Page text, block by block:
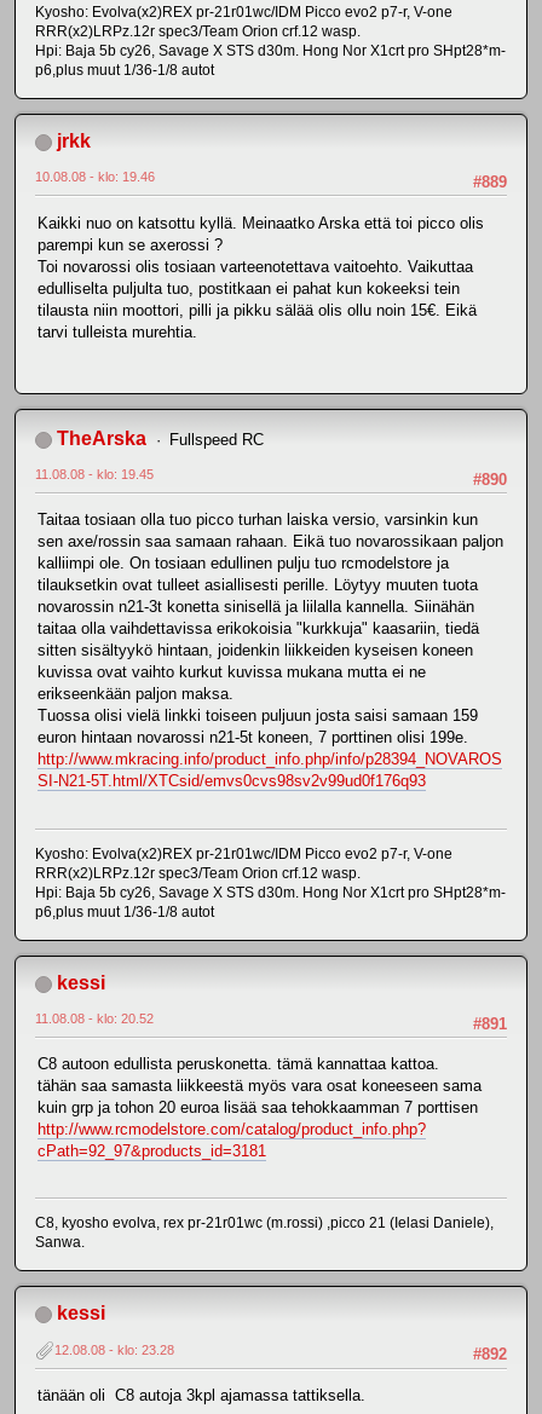
Kyosho: Evolva(x2)REX pr-21r01wc/IDM Picco evo2 p7-r, V-one
RRR(x2)LRPz.12r spec3/Team Orion crf.12 wasp.
Hpi: Baja 5b cy26, Savage X STS d30m. Hong Nor X1crt pro SHpt28*m-
p6,plus muut 1/36-1/8 autot
jrkk
#889
10.08.08 - klo: 19.46
Kaikki nuo on katsottu kyllä. Meinaatko Arska että toi picco olis
parempi kun se axerossi ?
Toi novarossi olis tosiaan varteenotettava vaitoehto. Vaikuttaa
edulliselta puljulta tuo, postitkaan ei pahat kun kokeeksi tein
tilausta niin moottori, pilli ja pikku sälää olis ollu noin 15€. Eikä
tarvi tulleista murehtia.
TheArska Fullspeed RC
#890
11.08.08 - klo: 19.45
Taitaa tosiaan olla tuo picco turhan laiska versio, varsinkin kun
sen axe/rossin saa samaan rahaan. Eikä tuo novarossikaan paljon
kalliimpi ole. On tosiaan edullinen pulju tuo rcmodelstore ja
tilauksetkin ovat tulleet asiallisesti perille. Löytyy muuten tuota
novarossin n21-3t konetta sinisellä ja liilalla kannella. Siinähän
taitaa olla vaihdettavissa erikokoisia "kurkkuja" kaasariin, tiedä
sitten sisältyykö hintaan, joidenkin liikkeiden kyseisen koneen
kuvissa ovat vaihto kurkut kuvissa mukana mutta ei ne
erikseenkään paljon maksa.
Tuossa olisi vielä linkki toiseen puljuun josta saisi samaan 159
euron hintaan novarossi n21-5t koneen, 7 porttinen olisi 199e.
http://www.mkracing.info/product_info.php/info/p28394_NOVAROS
SI-N21-5T.html/XTCsid/emvs0cvs98sv2v99ud0f176q93
Kyosho: Evolva(x2)REX pr-21r01wc/IDM Picco evo2 p7-r, V-one
RRR(x2)LRPz.12r spec3/Team Orion crf.12 wasp.
Hpi: Baja 5b cy26, Savage X STS d30m. Hong Nor X1crt pro SHpt28*m-
p6,plus muut 1/36-1/8 autot
kessi
#891
11.08.08 - klo: 20.52
C8 autoon edullista peruskonetta. tämä kannattaa kattoa.
tähän saa samasta liikkeestä myös vara osat koneeseen sama
kuin grp ja tohon 20 euroa lisää saa tehokkaamman 7 porttisen
http://www.rcmodelstore.com/catalog/product_info.php?
cPath=92_97&products_id=3181
C8, kyosho evolva, rex pr-21r01wc (m.rossi) ,picco 21 (Ielasi Daniele),
Sanwa.
kessi
#892
12.08.08 - klo: 23.28
tänään oli C8 autoja 3kpl ajamassa tattiksella.